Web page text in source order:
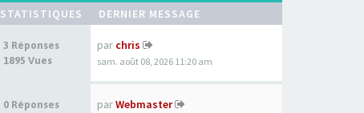
STATISTIQUES DERNIER MESSAGE
3 Réponses
1895 Vues
par chris
sam. août 08, 2026 11:20 am
0 Réponses
parWebmaster